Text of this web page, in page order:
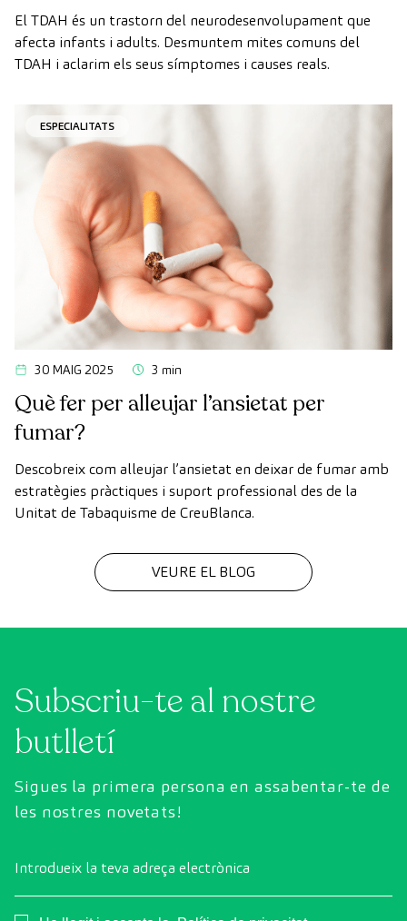
El TDAH és un trastorn del neurodesenvolupament que
afecta infants i adults. Desmuntem mites comuns del
TDAH i aclarim els seus símptomes i causes reals.
ESPECIALITATS
30 MAIG 2025 3 min
Què fer per alleujar l’ansietat per
fumar?
Descobreix com alleujar l’ansietat en deixar de fumar amb
estratègies pràctiques i suport professional des de la
Unitat de Tabaquisme de CreuBlanca.
VEURE EL BLOG
Subscriu-te al nostre
butlletí
Sigues la primera persona en assabentar-te de
les nostres novetats!
Introdueix la teva adreça electrònica